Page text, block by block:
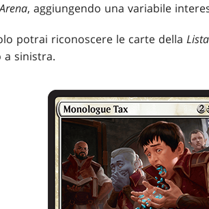
, aggiungendo una variabile
potrai riconoscere le carte della Lista
a sinistra.